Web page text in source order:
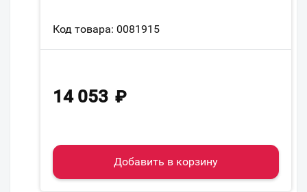
Код товара: 0081915
14 053 ₽
Добавить в корзину